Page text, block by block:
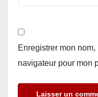
Enregistrer mon
navigateur pour mon